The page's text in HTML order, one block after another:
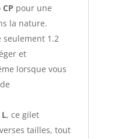
CP pour une
la nature.
seulement 1.2
et
lorsque vous
L, ce gilet
tailles, tout